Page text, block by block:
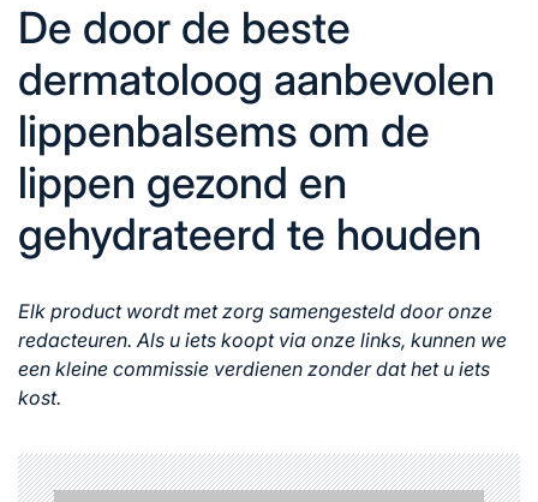
De door de beste
dermatoloog aanbevolen
lippenbalsems om de
lippen gezond en
gehydrateerd te houden
Elk product wordt met zorg samengesteld door onze
redacteuren. Als u iets koopt via onze links, kunnen we
een kleine commissie verdienen zonder dat het u iets
kost.